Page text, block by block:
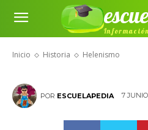
Inicio Historia Helenismo
Helenismo
POR ESCUELAPEDIA 7